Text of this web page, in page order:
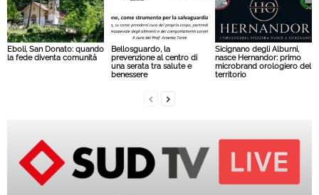
Eboli, San Donato: quando
la fede diventa comunità
Bellosguardo, la
prevenzione al centro di
una serata tra salute e
benessere
Sicignano degli Alburni,
nasce Hernandor: primo
microbrand orologiero del
territorio